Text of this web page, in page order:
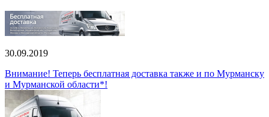
30.09.2019
Внимание! Теперь бесплатная доставка также и по Мурманску
и Мурманской области*!